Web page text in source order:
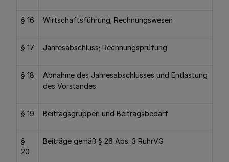
§ 16 Wirtschaftsführung; Rechnungswesen
§ 17 Jahresabschluss; Rechnungsprüfung
§ 18
Abnahme des Jahresabschlusses und Entlastung
des Vorstandes
§ 19 Beitragsgruppen und Beitragsbedarf
§
20
Beiträge gemäß § 26 Abs. 3 RuhrVG